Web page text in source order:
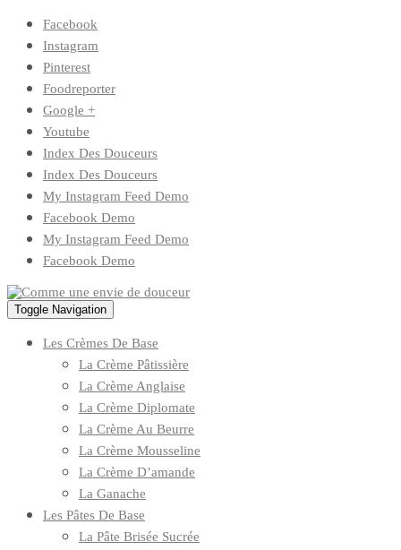
Skip
content
Facebook
Instagram
Pinterest
Foodreporter
Google +
Youtube
Index Des Douceurs
Index Des Douceurs
My Instagram Feed Demo
Facebook Demo
My Instagram Feed Demo
Facebook Demo
Toggle Navigation
Les Crèmes De Base
La Crème Pâtissière
La Crème Anglaise
La Crème Diplomate
La Crème Au Beurre
La Crème Mousseline
La Crème D’amande
La Ganache
Les Pâtes De Base
La Pâte Brisée Sucrée